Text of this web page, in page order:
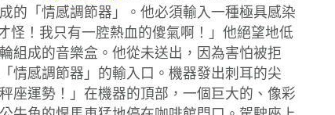
的「情感調節器」。他必須輸入一種極具感染
怪！我只有一腔熱血的傻氣啊！」他絕望地低
組成的音樂盒。他從未送出，因為害怕被拒
情感調節器」的輸入口。機器發出刺耳的尖
座運勢！」在機器的頂部，一個巨大的、像彩